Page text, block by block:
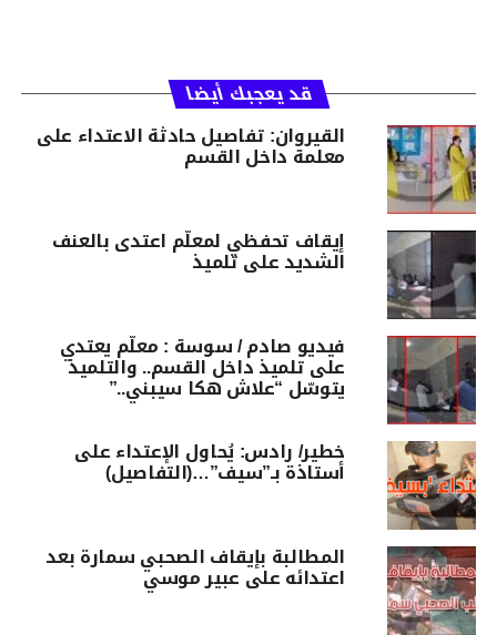
قد يعجبك أيضا
القيروان: تفاصيل حادثة الاعتداء على
معلمة داخل القسم
إيقاف تحفظي لمعلّم اعتدى بالعنف
الشديد على تلميذ
فيديو صادم / سوسة : معلّم يعتدي
على تلميذ داخل القسم.. والتلميذ
يتوسّل “علاش هكا سيبني..”
خطير/ رادس: يُحاول الإعتداء على
أستاذة بـ”سيف”…(التفاصيل)
المطالبة بإيقاف الصحبي سمارة بعد
اعتدائه على عبير موسي